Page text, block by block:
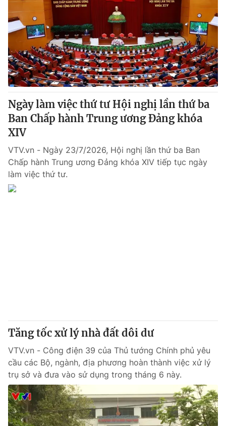
Thị trường 24h Tấm lòng Việt
VTV4 Vươn mình bằng AI
VTV9 VTV8
Liên hệ tòa soạn English
THỜI BÁO VTV
Theo dõi báo trên
Email:
toasoan@vtv.vn
Liên hệ quảng cáo: 024-7300.7108
Ngày làm việc thứ tư Hội nghị lần thứ ba
Ban Chấp hành Trung ương Đảng khóa
XIV
VTV.vn - Ngày 23/7/2026, Hội nghị lần thứ ba Ban
Chấp hành Trung ương Đảng khóa XIV tiếp tục ngày
làm việc thứ tư.
Tăng tốc xử lý nhà đất dôi dư
VTV.vn - Công điện 39 của Thủ tướng Chính phủ yêu
cầu các Bộ, ngành, địa phương hoàn thành việc xử lý
trụ sở và đưa vào sử dụng trong tháng 6 này.